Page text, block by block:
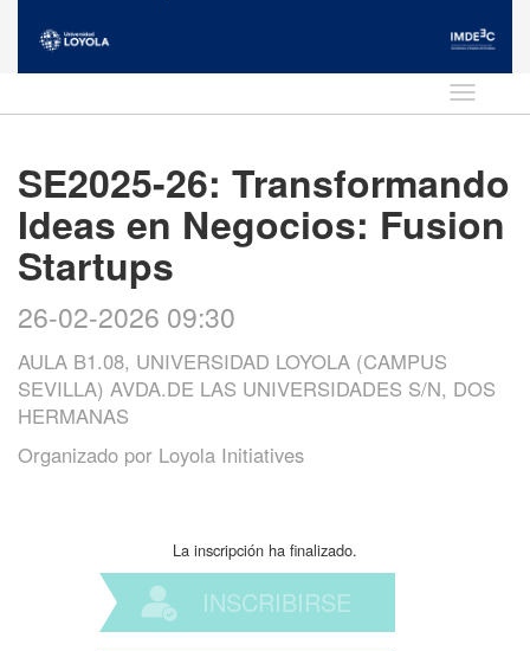
Idioma
SE2025-26: Transformando
Ideas en Negocios: Fusion
Startups
26-02-2026 09:30
AULA B1.08, UNIVERSIDAD LOYOLA (CAMPUS
SEVILLA) AVDA.DE LAS UNIVERSIDADES S/N, DOS
HERMANAS
Organizado por Loyola Initiatives
La inscripción ha finalizado.
INSCRIBIRSE